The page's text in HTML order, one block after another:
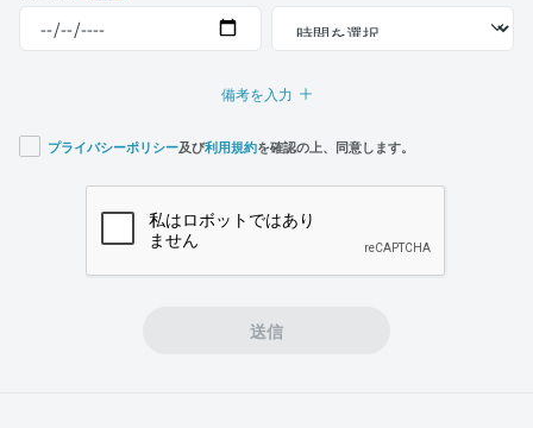
備考を入力
プライバシーポリシー及び利用規約を確認の上、同意します。
送信